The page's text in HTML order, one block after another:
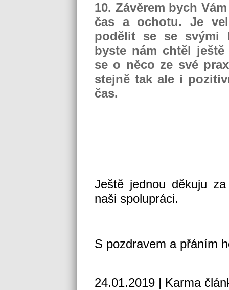
10. Závěrem bych
čas a ochotu. Je
podělit se se svými
byste nám chtěl
se o něco ze své
stejně tak ale i
čas.
Ještě jednou děkuju
naši spolupráci.
S pozdravem a přáním
24.01.2019 | Karma